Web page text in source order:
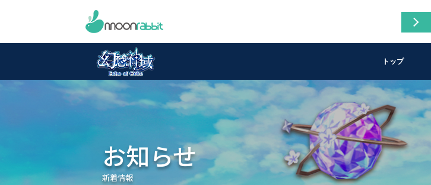
トップ
お知らせ
新着情報